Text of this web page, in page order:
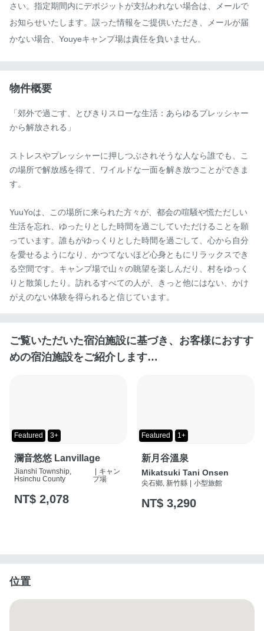
さい。指定期間内にデポジットが支払われない場合は、メールで
お知らせいたします。誤った情報をご提供いただき、メールが届
かない場合、Youyeキャンプ場は責任を負いません。
物件概要
「郊外で過ごす、とびきりスローな生活：あらゆるプレッシャー
から解放される」
ストレスやプレッシャーに押しつぶされそうな人なら誰でも、こ
の場所で解放感を得て、ワイルドな一面を解き放つことができま
す。
YuuYoは、この場所に来られた方々が、都会の喧騒や慌ただしい
生活を忘れ、ゆったりとした時間を過ごしていただけることを願
っています。誰もがゆっくりとした時間を過ごして、心から自分
を愛せるようになり、かつてないほど心身ともにリラックスでき
る空間です。キャンプ場で山々の眺望を楽しんだり、村をゆっく
りと散策したり。訪れるすべての人が、きっと他にはない、かけ
がえのない体験を得られると信じています。
ご覧いただいた宿泊施設に基づき、お客様におすす
めの宿泊施設をご紹介します…
Featured 3+
瀾音悠悠 Lanvillage
Jianshi Township,
Hsinchu County
キャン
プ場
NT$ 2,078
Featured 1+
新月谷溫泉
Mikatsuki Tani Onsen
尖石鄉, 新竹縣 小型旅館
NT$ 3,290
位置